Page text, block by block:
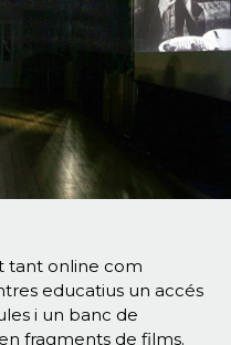
tant online com
educatius un accés
i un banc de
fragments de films.